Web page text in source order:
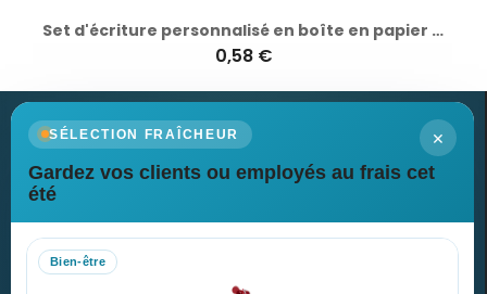
Set d'écriture personnalisé en boîte en papier STOX
0,58 €
×
SÉLECTION FRAÎCHEUR
Gardez vos clients ou employés au frais cet
été
Bien-être
Newsletter
Recevez nos dernières nouvelles et nos offres spéciales